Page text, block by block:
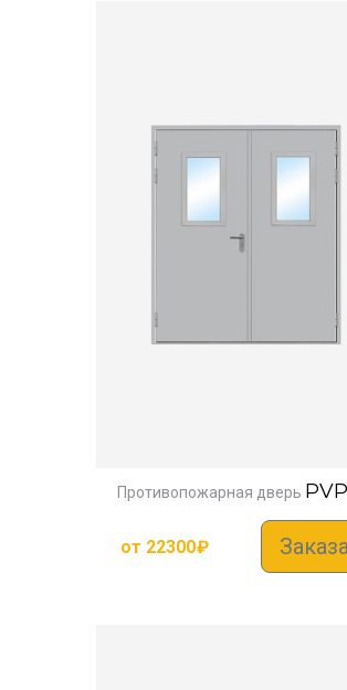
Противопожарная дверь
от 22300₽